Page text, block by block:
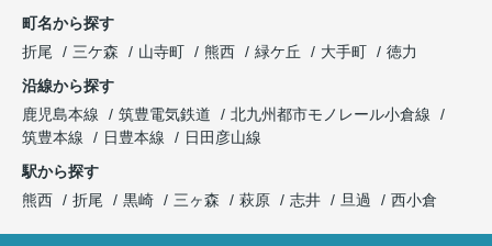
町名から探す
折尾
三ケ森 山寺町 熊西 緑ケ丘 大手町
徳力
沿線から探す
鹿児島本線
筑豊電気鉄道
北九州都市モノレール小倉線
筑豊本線
日豊本線
日田彦山線
駅から探す
熊西
折尾 黒崎 三ヶ森 萩原 志井 旦過 西小倉